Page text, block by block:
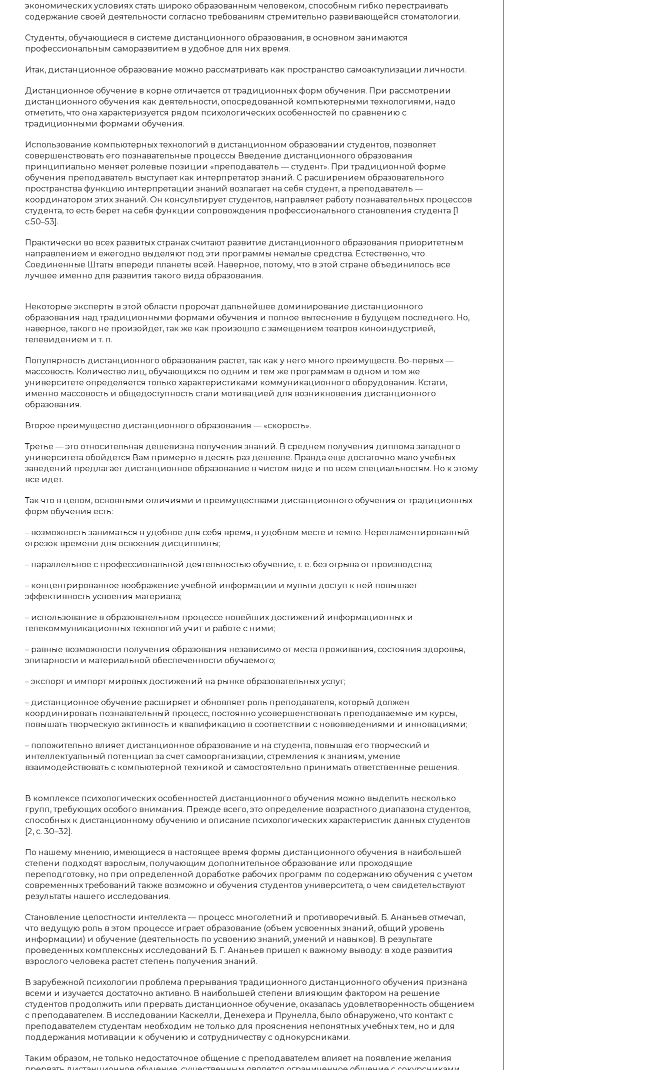
экономических условиях стать широко образованным человеком, способным гибко перестраивать
содержание своей деятельности согласно требованиям стремительно развивающейся стоматологии.
Студенты, обучающиеся в системе дистанционного образования, в основном занимаются
профессиональным саморазвитием в удобное для них время.
Итак, дистанционное образование можно рассматривать как пространство самоактулизации личности.
Дистанционное обучение в корне отличается от традиционных форм обучения. При рассмотрении
дистанционного обучения как деятельности, опосредованной компьютерными технологиями, надо
отметить, что она характеризуется рядом психологических особенностей по сравнению с
традиционными формами обучения.
Использование компьютерных технологий в дистанционном образовании студентов, позволяет
совершенствовать его познавательные процессы Введение дистанционного образования
принципиально меняет ролевые позиции «преподаватель — студент». При традиционной форме
обучения преподаватель выступает как интерпретатор знаний. С расширением образовательного
пространства функцию интерпретации знаний возлагает на себя студент, а преподаватель —
координатором этих знаний. Он консультирует студентов, направляет работу познавательных процессов
студента, то есть берет на себя функции сопровождения профессионального становления студента [1
с.50–53].
Практически во всех развитых странах считают развитие дистанционного образования приоритетным
направлением и ежегодно выделяют под эти программы немалые средства. Естественно, что
Соединенные Штаты впереди планеты всей. Наверное, потому, что в этой стране объединилось все
лучшее именно для развития такого вида образования.
Некоторые эксперты в этой области пророчат дальнейшее доминирование дистанционного
образования над традиционными формами обучения и полное вытеснение в будущем последнего. Но,
наверное, такого не произойдет, так же как произошло с замещением театров киноиндустрией,
телевидением и т. п.
Популярность дистанционного образования растет, так как у него много преимуществ. Во-первых —
массовость. Количество лиц, обучающихся по одним и тем же программам в одном и том же
университете определяется только характеристиками коммуникационного оборудования. Кстати,
именно массовость и общедоступность стали мотивацией для возникновения дистанционного
образования.
Второе преимущество дистанционного образования — «скорость».
Третье — это относительная дешевизна получения знаний. В среднем получения диплома западного
университета обойдется Вам примерно в десять раз дешевле. Правда еще достаточно мало учебных
заведений предлагает дистанционное образование в чистом виде и по всем специальностям. Но к этому
все идет.
Так что в целом, основными отличиями и преимуществами дистанционного обучения от традиционных
форм обучения есть:
– возможность заниматься в удобное для себя время, в удобном месте и темпе. Нерегламентированный
отрезок времени для освоения дисциплины;
– параллельное с профессиональной деятельностью обучение, т. е. без отрыва от производства;
– концентрированное воображение учебной информации и мульти доступ к ней повышает
эффективность усвоения материала;
– использование в образовательном процессе новейших достижений информационных и
телекоммуникационных технологий учит и работе с ними;
– равные возможности получения образования независимо от места проживания, состояния здоровья,
элитарности и материальной обеспеченности обучаемого;
– экспорт и импорт мировых достижений на рынке образовательных услуг;
– дистанционное обучение расширяет и обновляет роль преподавателя, который должен
координировать познавательный процесс, постоянно усовершенствовать преподаваемые им курсы,
повышать творческую активность и квалификацию в соответствии с нововведениями и инновациями;
– положительно влияет дистанционное образование и на студента, повышая его творческий и
интеллектуальный потенциал за счет самоорганизации, стремления к знаниям, умение
взаимодействовать с компьютерной техникой и самостоятельно принимать ответственные решения.
В комплексе психологических особенностей дистанционного обучения можно выделить несколько
групп, требующих особого внимания. Прежде всего, это определение возрастного диапазона студентов,
способных к дистанционному обучению и описание психологических характеристик данных студентов
[2, c. 30–32].
По нашему мнению, имеющиеся в настоящее время формы дистанционного обучения в наибольшей
степени подходят взрослым, получающим дополнительное образование или проходящие
переподготовку, но при определенной доработке рабочих программ по содержанию обучения с учетом
современных требований также возможно и обучения студентов университета, о чем свидетельствуют
результаты нашего исследования.
Становление целостности интеллекта — процесс многолетний и противоречивый. Б. Ананьев отмечал,
что ведущую роль в этом процессе играет образование (объем усвоенных знаний, общий уровень
информации) и обучение (деятельность по усвоению знаний, умений и навыков). В результате
проведенных комплексных исследований Б. Г. Ананьев пришел к важному выводу: в ходе развития
взрослого человека растет степень получения знаний.
В зарубежной психологии проблема прерывания традиционного дистанционного обучения признана
всеми и изучается достаточно активно. В наибольшей степени влияющим фактором на решение
студентов продолжить или прервать дистанционное обучение, оказалась удовлетворенность общением
с преподавателем. В исследовании Каскелли, Денехера и Прунелла, было обнаружено, что контакт с
преподавателем студентам необходим не только для прояснения непонятных учебных тем, но и для
поддержания мотивации к обучению и сотрудничеству с однокурсниками.
Таким образом, не только недостаточное общение с преподавателем влияет на появление желания